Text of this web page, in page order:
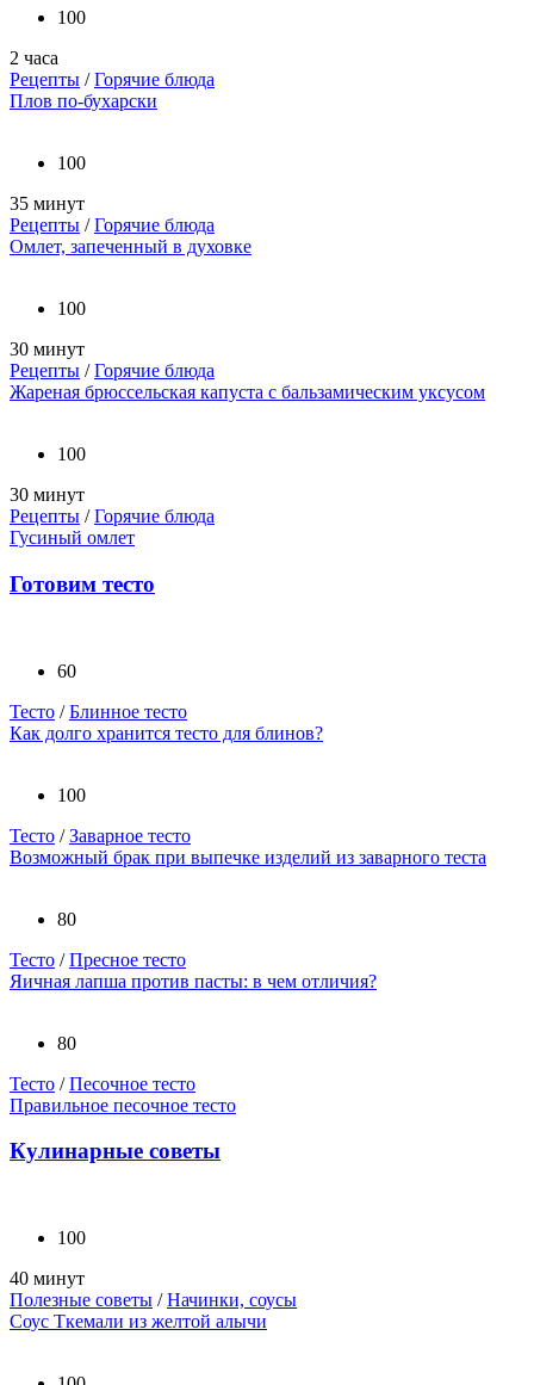
100
2 часа
Рецепты /Горячие блюда
Плов по-бухарски
100
35 минут
Рецепты /Горячие блюда
Омлет, запеченный в духовке
100
30 минут
Рецепты /Горячие блюда
Жареная брюссельская капуста с бальзамическим уксусом
100
30 минут
Рецепты /Горячие блюда
Гусиный омлет
Готовим тесто
60
Тесто /Блинное тесто
Как долго хранится тесто для блинов?
100
Тесто /Заварное тесто
Возможный брак при выпечке изделий из заварного теста
80
Тесто /Пресное тесто
Яичная лапша против пасты: в чем отличия?
80
Тесто /Песочное тесто
Правильное песочное тесто
Кулинарные советы
100
40 минут
Полезные советы /Начинки, соусы
Соус Ткемали из желтой алычи